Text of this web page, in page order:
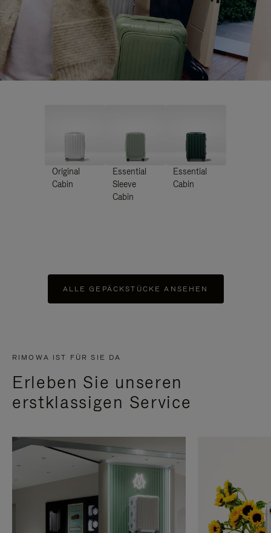
Original
Cabin
Essential
Sleeve
Cabin
Essential
Cabin
ALLE GEPÄCKSTÜCKE ANSEHEN
RIMOWA IST FÜR SIE DA
Erleben Sie unseren
erstklassigen Service